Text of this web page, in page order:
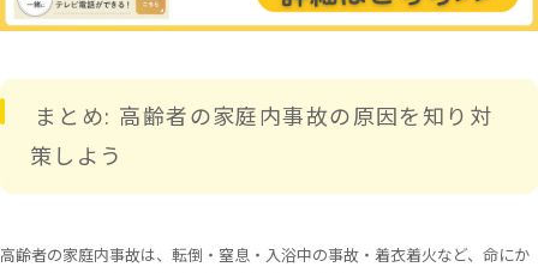
まとめ: 高齢者の家庭内事故の原因を知り対
策しよう
高齢者の家庭内事故は、転倒・窒息・入浴中の事故・着衣着火など、命にか